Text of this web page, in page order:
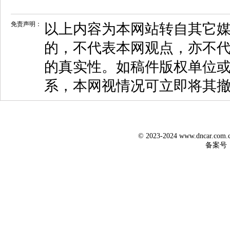
免责声明：
以上内容为本网站转自其它
的，不代表本网观点，亦不
的真实性。如稿件版权单位
系，本网视情况可立即将其
© 2023-2024
备案号